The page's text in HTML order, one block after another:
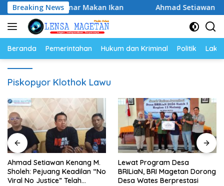
Langsung
ke
konten
Breaking News
Gemar Makan Ikan Ahmad Setiawan Kenang
Beranda Pemerintahan Hukum dan Kriminal Politik
Piskopyor Klothok Lawu
Ahmad Setiawan Kenang M.
Sholeh: Pejuang Keadilan “No
Viral No Justice” Telah
Lewat Program Desa
BRILiaN, BRI Magetan Dorong
Desa Wates Berprestasi